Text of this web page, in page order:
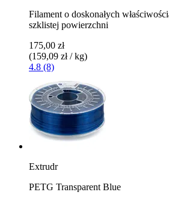
Filament o doskonałych
szklistej powierzchni
175,00 zł
(159,09 zł / kg)
4.8 (8)
Extrudr
PETG Transparent Blue